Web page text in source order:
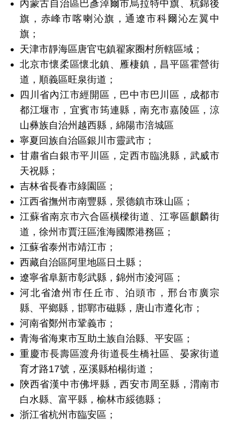
內蒙古自治區巴彥淖爾市烏拉特中旗、杭錦後
旗，赤峰市喀喇沁旗，通遼市科爾沁左翼中
旗；
天津市靜海區唐官屯鎮翟家圈村所轄區域；
北京市懷柔區懷北鎮、雁棲鎮，昌平區霍營街
道，順義區旺泉街道；
四川省內江市經開區，巴中市巴川區，成都市
都江堰市，宜賓市筠連縣，南充市嘉陵區，涼
山彝族自治州越西縣，綿陽市涪城區
寧夏回族自治區銀川市靈武市；
甘肅省白銀市平川區，定西市臨洮縣，武威市
天祝縣；
吉林省長春市綠園區；
江西省撫州市南豐縣，景德鎮市珠山區；
江蘇省南京市六合區橫樑街道、江寧區麒麟街
道，徐州市賈汪區淮海國際港務區；
江蘇省泰州市靖江市；
西藏自治區阿里地區日土縣；
遼寧省阜新市彰武縣，錦州市淩河區；
河北省滄州市任丘市、泊頭市，邢台市廣宗
縣、平鄉縣，邯鄲市磁縣，唐山市遵化市；
河南省鄭州市鞏義市；
青海省海東市互助土族自治縣、平安區；
重慶市長壽區渡舟街道長生橋社區、晏家街道
育才路17號，巫溪縣柏楊街道；
陝西省漢中市佛坪縣，西安市周至縣，渭南市
白水縣、富平縣，榆林市綏德縣；
浙江省杭州市臨安區；